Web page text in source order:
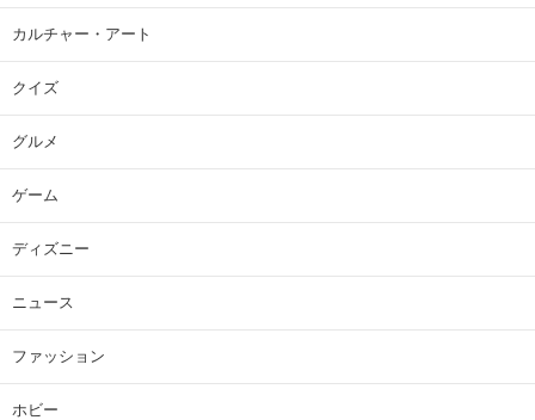
カルチャー・アート
クイズ
グルメ
ゲーム
ディズニー
ニュース
ファッション
ホビー